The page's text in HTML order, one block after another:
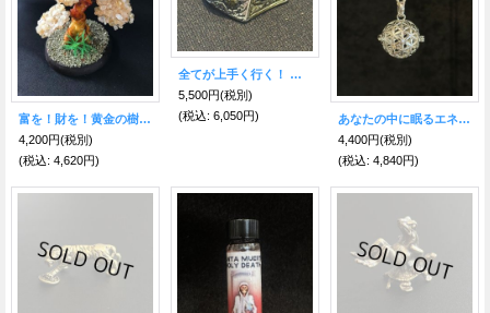
富を！財を！黄金の樹★シトリン
4,200円(税別)
(税込: 4,620円)
全てが上手く行く！ 神の万能の目のお守り★プロビデンスの目 ゴシックリング
5,500円(税別)
(税込: 6,050円)
あなたの中に眠るエネルギーや生命力を呼び起こす！フラワーオブライフ ペンダント
4,400円(税別)
(税込: 4,840円)